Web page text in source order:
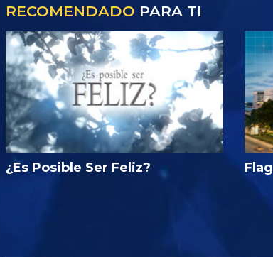
RECOMENDADO PARA TI
¿Es Posible Ser Feliz? Flag